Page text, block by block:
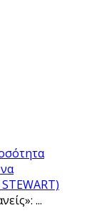
...